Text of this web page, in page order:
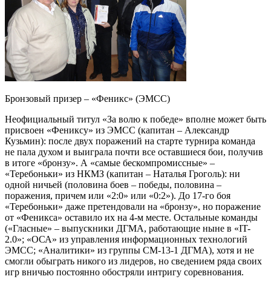
Бронзовый призер – «Феникс» (ЭМСС)
Неофициальный титул «За волю к победе» вполне может быть
присвоен «Фениксу» из ЭМСС (капитан – Александр
Кузьмин): после двух поражений на старте турнира команда
не пала духом и выиграла почти все оставшиеся бои, получив
в итоге «бронзу». А «самые бескомпромиссные» –
«Теребоньки» из НКМЗ (капитан – Наталья Гроголь): ни
одной ничьей (половина боев – победы, половина –
поражения, причем или «2:0» или «0:2»). До 17-го боя
«Теребоньки» даже претендовали на «бронзу», но поражение
от «Феникса» оставило их на 4-м месте. Остальные команды
(«Гласные» – выпускники ДГМА, работающие ныне в «IT-
2.0»; «ОСА» из управления информационных технологий
ЭМСС; «Аналитики» из группы СМ-13-1 ДГМА), хотя и не
смогли обыграть никого из лидеров, но сведением ряда своих
игр вничью постоянно обостряли интригу соревнования.